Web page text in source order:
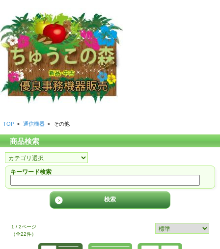
TOP > 通信機器 > その他
商品検索
キーワード検索
1 / 2ページ
（全22件）